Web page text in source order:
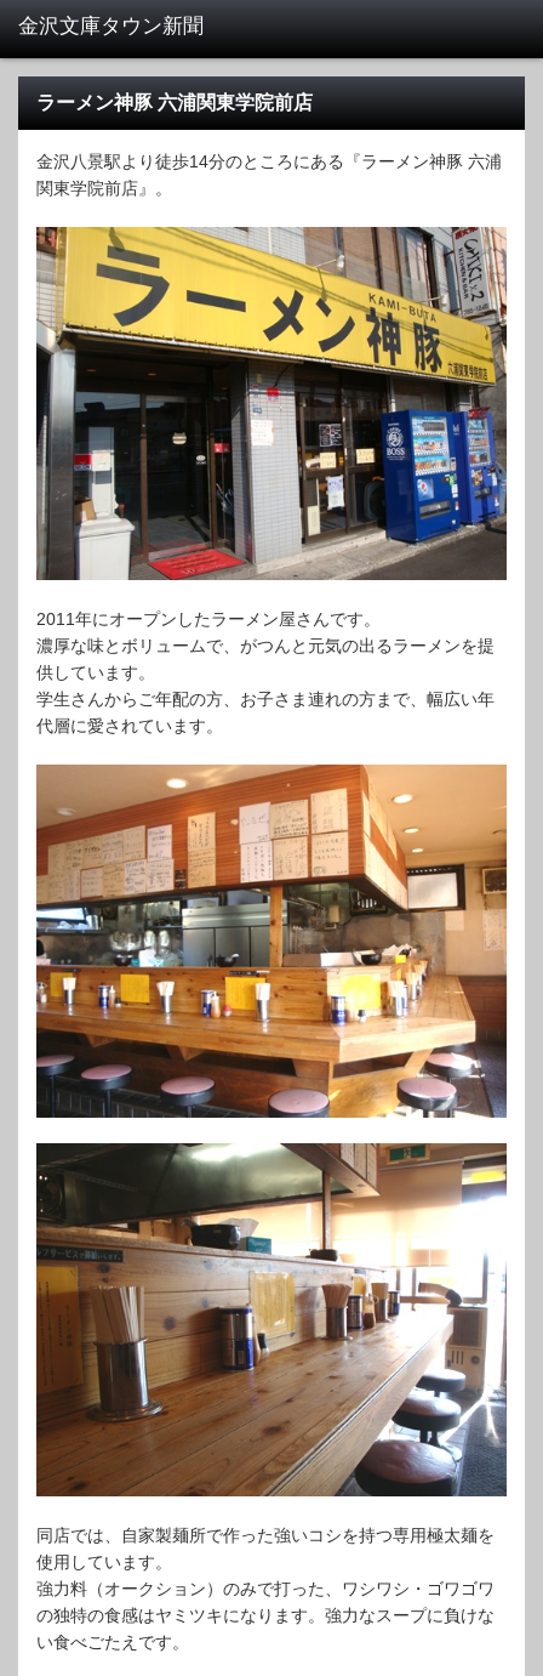
ラーメン神豚 六浦関東学院前店
金沢八景駅より徒歩14分のところにある『ラーメン神豚 六浦
関東学院前店』。
2011年にオープンしたラーメン屋さんです。
濃厚な味とボリュームで、がつんと元気の出るラーメンを提
供しています。
学生さんからご年配の方、お子さま連れの方まで、幅広い年
代層に愛されています。
同店では、自家製麺所で作った強いコシを持つ専用極太麺を
使用しています。
強力料（オークション）のみで打った、ワシワシ・ゴワゴワ
の独特の食感はヤミツキになります。強力なスープに負けな
い食べごたえです。